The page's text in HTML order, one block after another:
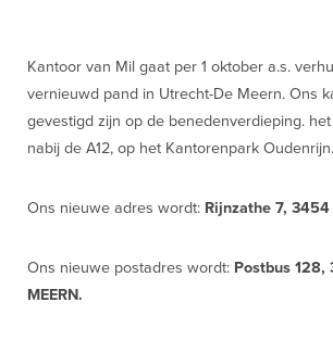
Kantoor van Mil gaat per 1 oktober a.s.
vernieuwd pand in Utrecht-De Meern. Ons
gevestigd zijn op de benedenverdieping.
nabij de A12, op het Kantorenpark Oudenrijn.
Ons nieuwe adres wordt: Rijnzathe 7, 3454
Ons nieuwe postadres wordt: Postbus 128,
MEERN.